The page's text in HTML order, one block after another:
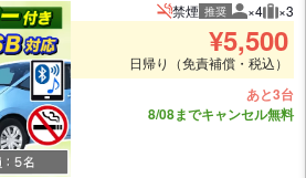
禁煙 推奨 推奨人数
×4 推
×3
¥5,500
日帰り（免責補償・税込）
あと3台
8/08までキャンセル無料